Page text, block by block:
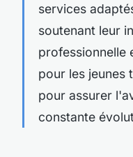
services
soutenant leur
professionnelle
pour les jeunes
pour assurer
constante